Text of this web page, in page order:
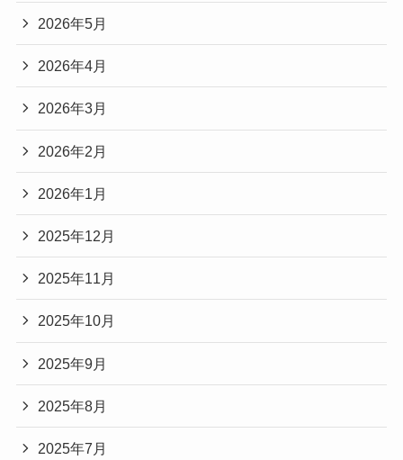
2026年5月
2026年4月
2026年3月
2026年2月
2026年1月
2025年12月
2025年11月
2025年10月
2025年9月
2025年8月
2025年7月